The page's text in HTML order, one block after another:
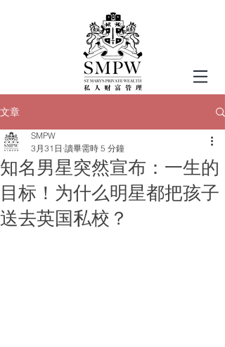
文章
知名男星突然宣布：一生的
目标！为什么明星都把孩子
送去英国私校？
SMPW
3月31日 讀畢需時 5 分鐘